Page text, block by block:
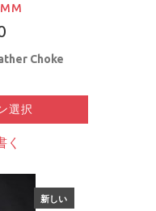
Choke
選択
く
新しい